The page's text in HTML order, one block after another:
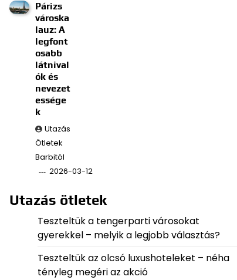
Párizs
városka
lauz: A
legfont
osabb
látnival
ók és
nevezet
essége
k
Utazás
Ötletek
Barbitól
2026-03-12
Utazás ötletek
Teszteltük a tengerparti városokat
gyerekkel – melyik a legjobb választás?
Teszteltük az olcsó luxushoteleket – néha
tényleg megéri az akció